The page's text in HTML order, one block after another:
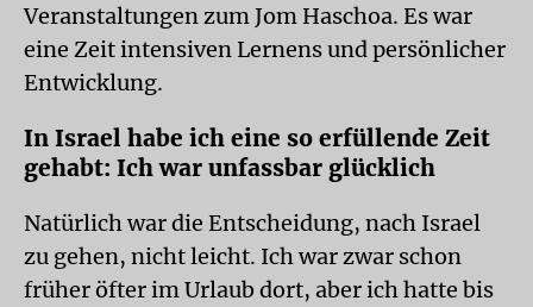
Veranstaltungen zum Jom Haschoa. Es war
eine Zeit intensiven Lernens und persönlicher
Entwicklung.
In Israel habe ich eine so erfüllende Zeit
gehabt: Ich war unfassbar glücklich
Natürlich war die Entscheidung, nach Israel
zu gehen, nicht leicht. Ich war zwar schon
früher öfter im Urlaub dort, aber ich hatte bis